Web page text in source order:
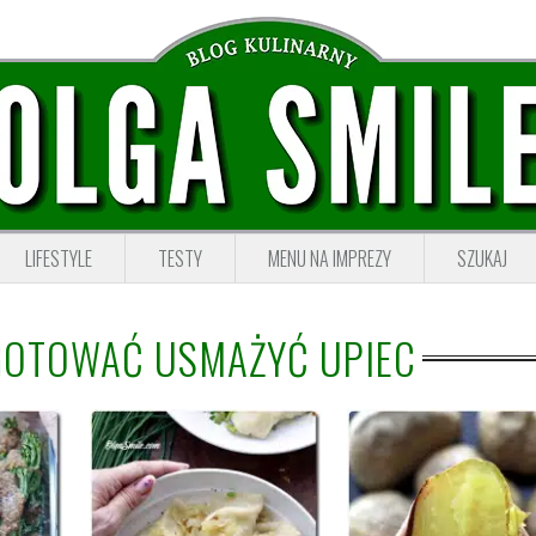
LIFESTYLE TESTY MENU NA IMPREZY SZUKAJ
USMAŻYĆ UPIEC